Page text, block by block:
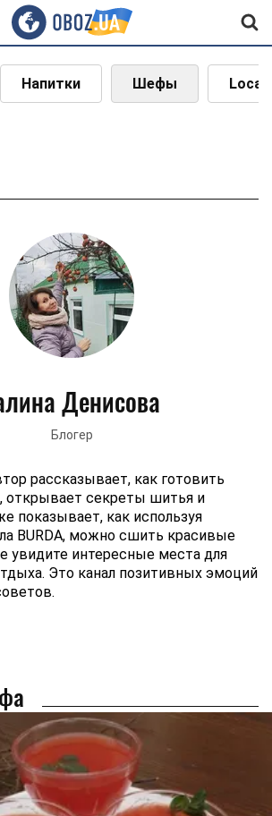
Напитки Шефы Local
Денисова
Блогер
рассказывает, как готовить
открывает секреты шитья и
показывает, как используя
BURDA, можно сшить красивые
увидите интересные места для
Это канал позитивных эмоций